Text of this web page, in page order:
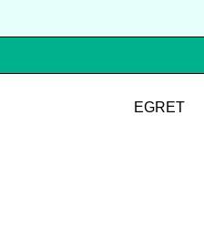
EGRET